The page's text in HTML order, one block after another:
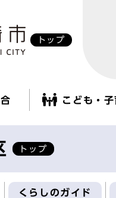
トップ
こども・子
トップ
くらしのガイド